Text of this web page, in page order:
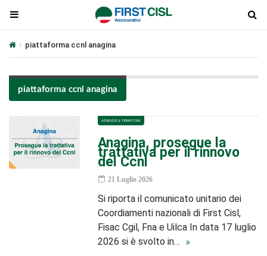
piattaforma ccnl anagina
piattaforma ccnl anagina
AZIENDE & TERRITORI
Anagina, prosegue la
trattativa per il rinnovo
del Ccnl
21 Luglio 2026
Si riporta il comunicato unitario dei
Coordiamenti nazionali di First Cisl,
Fisac Cgil, Fna e Uilca In data 17 luglio
2026 si è svolto in…